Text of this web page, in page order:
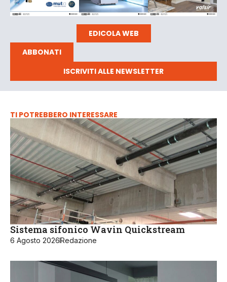
EDICOLA WEB
ABBONATI
ISCRIVITI ALLE NEWSLETTER
TI POTREBBERO INTERESSARE
Sistema sifonico Wavin Quickstream
6 Agosto 2026Redazione